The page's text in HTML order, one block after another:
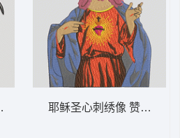
热带海滩棕榈树 –
耶稣圣心刺绣像 赞美耶稣